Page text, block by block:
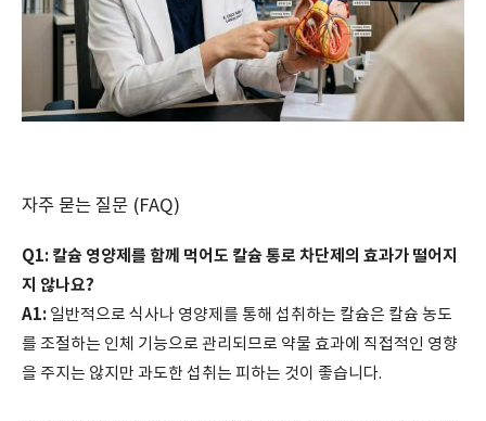
자주 묻는 질문 (FAQ)
Q1: 칼슘 영양제를 함께 먹어도 칼슘 통로 차단제의 효과가 떨어지
지 않나요?
A1: 일반적으로 식사나 영양제를 통해 섭취하는 칼슘은 칼슘 농도
를 조절하는 인체 기능으로 관리되므로 약물 효과에 직접적인 영향
을 주지는 않지만 과도한 섭취는 피하는 것이 좋습니다.